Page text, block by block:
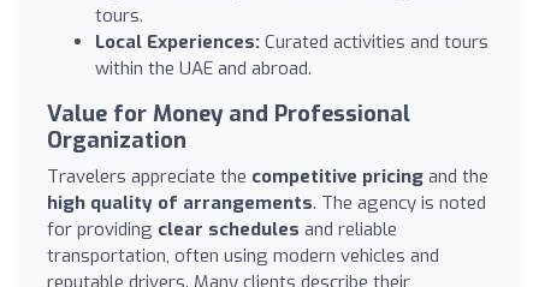
tours.
Local Experiences: Curated activities and tours
within the UAE and abroad.
Value for Money and Professional
Organization
Travelers appreciate the competitive pricing and the
high quality of arrangements. The agency is noted
for providing clear schedules and reliable
transportation, often using modern vehicles and
reputable drivers. Many clients describe their